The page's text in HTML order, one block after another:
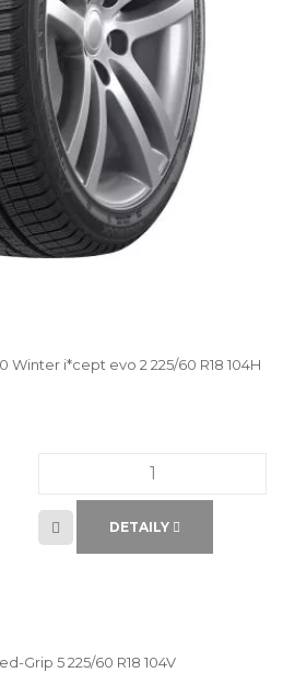
i*cept evo 2 225/60 R18 104H
DETAILY
Grip 5 225/60 R18 104V